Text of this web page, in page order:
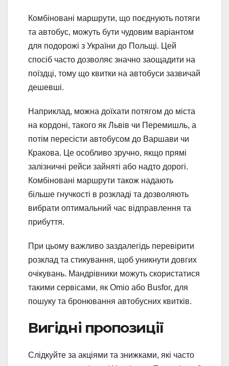
Комбіновані маршрути, що поєднують потяги
та автобус, можуть бути чудовим варіантом
для подорожі з України до Польщі. Цей
спосіб часто дозволяє значно заощадити на
поїздці, тому що квитки на автобуси зазвичай
дешевші.
Наприклад, можна доїхати потягом до міста
на кордоні, такого як Львів чи Перемишль, а
потім пересісти автобусом до Варшави чи
Кракова. Це особливо зручно, якщо прямі
залізничні рейси зайняті або надто дорогі.
Комбіновані маршрути також надають
більше гнучкості в розкладі та дозволяють
вибрати оптимальний час відправлення та
прибуття.
При цьому важливо заздалегідь перевірити
розклад та стикування, щоб уникнути довгих
очікувань. Мандрівники можуть скористатися
такими сервісами, як Omio або Busfor, для
пошуку та бронювання автобусних квитків.
Вигідні пропозиції
Слідкуйте за акціями та знижками, які часто